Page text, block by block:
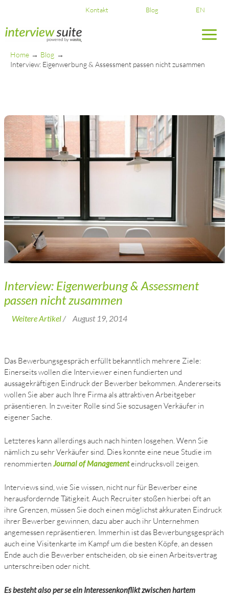
content
Kontakt Blog EN
Home
Blog
Interview: Eigenwerbung & Assessment passen nicht zusammen
Interview: Eigenwerbung & Assessment
passen nicht zusammen
Weitere Artikel / August 19, 2014
Das Bewerbungsgespräch erfüllt bekanntlich mehrere Ziele:
Einerseits wollen die Interviewer einen fundierten und
aussagekräftigen Eindruck der Bewerber bekommen. Andererseits
wollen Sie aber auch Ihre Firma als attraktiven Arbeitgeber
präsentieren. In zweiter Rolle sind Sie sozusagen Verkäufer in
eigener Sache.
Letzteres kann allerdings auch nach hinten losgehen. Wenn Sie
nämlich zu sehr Verkäufer sind. Dies konnte eine neue Studie im
renommiertenJournal of Managementeindrucksvoll zeigen.
Interviews sind, wie Sie wissen, nicht nur für Bewerber eine
herausfordernde Tätigkeit. Auch Recruiter stoßen hierbei oft an
ihre Grenzen, müssen Sie doch einen möglichst akkuraten Eindruck
ihrer Bewerber gewinnen, dazu aber auch ihr Unternehmen
angemessen repräsentieren. Immerhin ist das Bewerbungsgespräch
auch eine Visitenkarte im Kampf um die besten Köpfe, an dessen
Ende auch die Bewerber entscheiden, ob sie einen Arbeitsvertrag
unterschreiben oder nicht.
Es besteht also per se ein Interessenkonflikt zwischen hartem